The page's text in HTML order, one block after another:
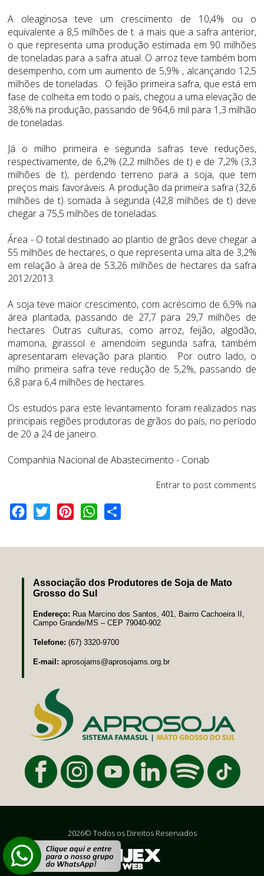
A oleaginosa teve um crescimento de 10,4% ou o
equivalente a 8,5 milhões de t. a mais que a safra anterior,
o que representa uma produção estimada em 90 milhões
de toneladas para a safra atual. O arroz teve também bom
desempenho, com um aumento de 5,9% , alcançando 12,5
milhões de toneladas. O feijão primeira safra, que está em
fase de colheita em todo o país, chegou a uma elevação de
38,6% na produção, passando de 964,6 mil para 1,3 milhão
de toneladas.
Já o milho primeira e segunda safras teve reduções,
respectivamente, de 6,2% (2,2 milhões de t) e de 7,2% (3,3
milhões de t), perdendo terreno para a soja, que tem
preços mais favoráveis. A produção da primeira safra (32,6
milhões de t) somada à segunda (42,8 milhões de t) deve
chegar a 75,5 milhões de toneladas.
Área - O total destinado ao plantio de grãos deve chegar a
55 milhões de hectares, o que representa uma alta de 3,2%
em relação à área de 53,26 milhões de hectares da safra
2012/2013.
A soja teve maior crescimento, com acréscimo de 6,9% na
área plantada, passando de 27,7 para 29,7 milhões de
hectares. Outras culturas, como arroz, feijão, algodão,
mamona, girassol e amendoim segunda safra, também
apresentaram elevação para plantio. Por outro lado, o
milho primeira safra teve redução de 5,2%, passando de
6,8 para 6,4 milhões de hectares.
Os estudos para este levantamento foram realizados nas
principais regiões produtoras de grãos do país, no período
de 20 a 24 de janeiro.
Companhia Nacional de Abastecimento - Conab
Entrar to post comments
Facebook
Twitter PinterestWhatsApp
Associação dos Produtores de Soja de Mato
Grosso do Sul
Endereço: Rua Marcino dos Santos, 401, Bairro Cachoeira II,
Campo Grande/MS – CEP 79040-902
Telefone: (67) 3320-9700
E-mail: aprosojams@aprosojams.org.br
2026© Todos os Direitos Reservados